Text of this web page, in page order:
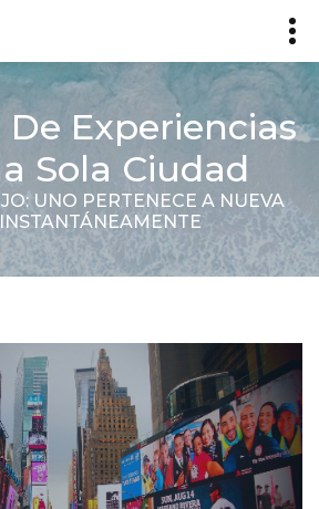
Experiencias
Sola Ciudad
UNO PERTENECE A NUEVA